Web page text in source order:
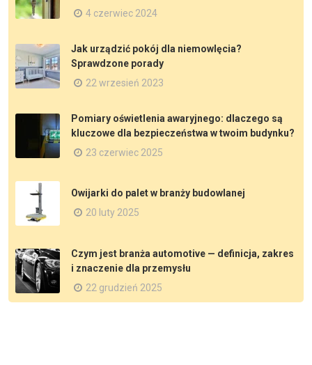
4 czerwiec 2024
Jak urządzić pokój dla niemowlęcia?
Sprawdzone porady
22 wrzesień 2023
Pomiary oświetlenia awaryjnego: dlaczego są
kluczowe dla bezpieczeństwa w twoim budynku?
23 czerwiec 2025
Owijarki do palet w branży budowlanej
20 luty 2025
Czym jest branża automotive — definicja, zakres
i znaczenie dla przemysłu
22 grudzień 2025